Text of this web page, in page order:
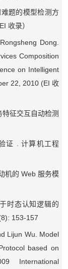
题的模型检测方
EI 收录）
Dong.
Composition
on Intelligent
22, 2010 (EI 收
特征交互自动检测
证 计算机工程
机的 Web 服务模
时态认知逻辑的
153-157
Lijun Wu. Model
based on
International